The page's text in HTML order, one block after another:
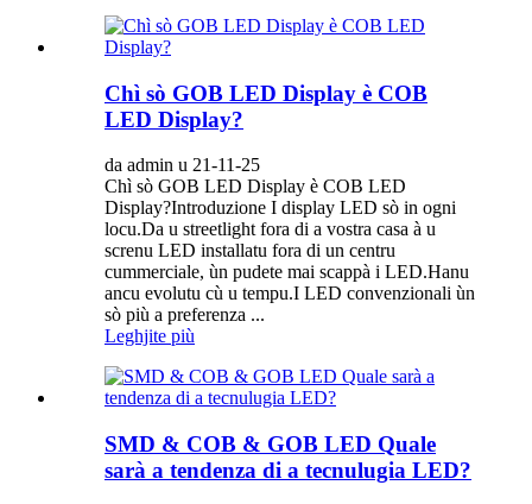
Chì sò GOB LED Display è COB
LED Display?
da admin u 21-11-25
Chì sò GOB LED Display è COB LED
Display?Introduzione I display LED sò in ogni
locu.Da u streetlight fora di a vostra casa à u
screnu LED installatu fora di un centru
cummerciale, ùn pudete mai scappà i LED.Hanu
ancu evolutu cù u tempu.I LED convenzionali ùn
sò più a preferenza ...
Leghjite più
SMD & COB & GOB LED Quale
sarà a tendenza di a tecnulugia LED?